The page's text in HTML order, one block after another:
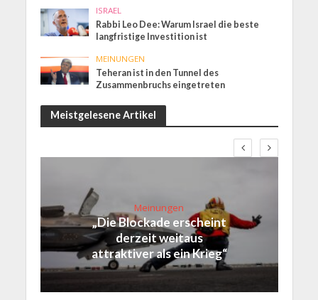
ISRAEL
Rabbi Leo Dee: Warum Israel die beste
langfristige Investition ist
MEINUNGEN
Teheran ist in den Tunnel des
Zusammenbruchs eingetreten
Meistgelesene Artikel
Meinungen
„Die Blockade erscheint
derzeit weitaus
attraktiver als ein Krieg“